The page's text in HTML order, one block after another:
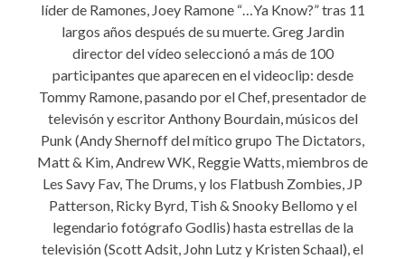
líder de Ramones, Joey Ramone “…Ya Know?” tras 11
largos años después de su muerte. Greg Jardin
director del vídeo seleccionó a más de 100
participantes que aparecen en el videoclip: desde
Tommy Ramone, pasando por el Chef, presentador de
televisón y escritor Anthony Bourdain, músicos del
Punk (Andy Shernoff del mítico grupo The Dictators,
Matt & Kim, Andrew WK, Reggie Watts, miembros de
Les Savy Fav, The Drums, y los Flatbush Zombies, JP
Patterson, Ricky Byrd, Tish & Snooky Bellomo y el
legendario fotógrafo Godlis) hasta estrellas de la
televisión (Scott Adsit, John Lutz y Kristen Schaal), el